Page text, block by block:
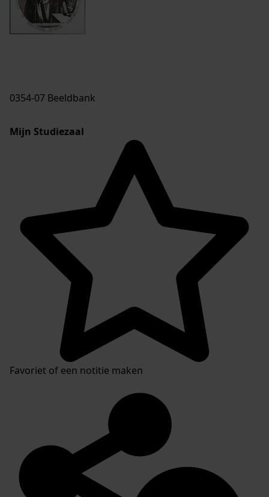
0354-07 Beeldbank
Mijn Studiezaal
Favoriet of een notitie maken